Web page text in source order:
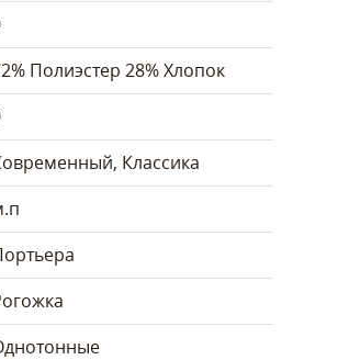
Полиэстер 28% Хлопок
Классика